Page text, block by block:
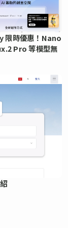
時優惠！Nano
Pro 等模型無